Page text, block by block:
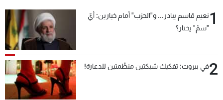
1نعيم قاسم يبادر... و"الحزب" أمام خيارين: أيّ
"سمّ" يختار؟
2في بيروت: تفكيك شبكتين منظّمتين للدعارة!